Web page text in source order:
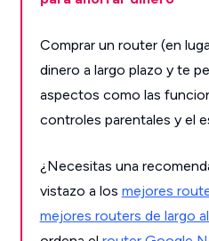
Comprar un router (en
dinero a largo plazo y te
aspectos como las
controles parentales y el
¿Necesitas una
vistazo a los mejores
mejores routers de largo